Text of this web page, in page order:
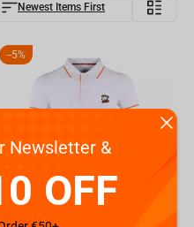
Newest Items First
- 5%
Newsletter &
OFF